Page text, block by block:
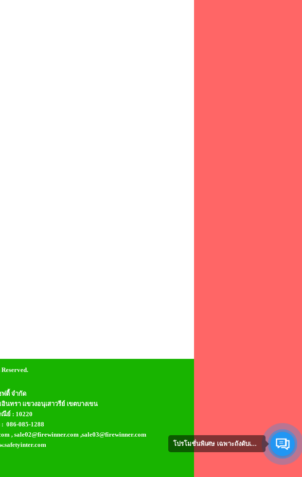
ฟตี้ จำกัด
ทรา แขวงอนุเสาวรีย์ เขตบางเขน
ย์ : 10220
086-085-1288
, sale02@firewinner.com ,sale03@firewinner.com
โปรโมชั่นพิเศษ เฉพาะถังดับเพลิง คลิก